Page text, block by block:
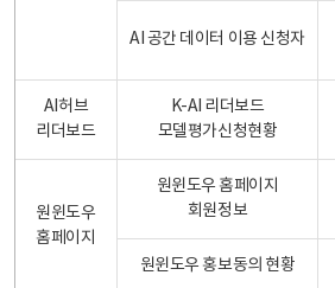
AI 공간 데이터 이용 신청자
AI허브
리더보드
K-AI 리더보드
모델평가신청현황
원윈도우
홈페이지
원윈도우 홈페이지
회원정보
원윈도우 홍보동의 현황